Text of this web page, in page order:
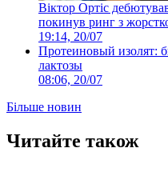
Віктор Ортіс
покинув ринг з
19:14, 20/07
Протеиновый изолят:
лактозы
08:06, 20/07
Більше новин
Читайте також